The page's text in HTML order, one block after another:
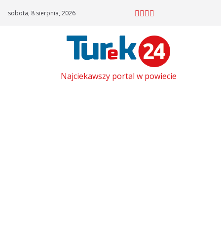
sobota, 8 sierpnia, 2026
Najciekawszy portal w powiecie